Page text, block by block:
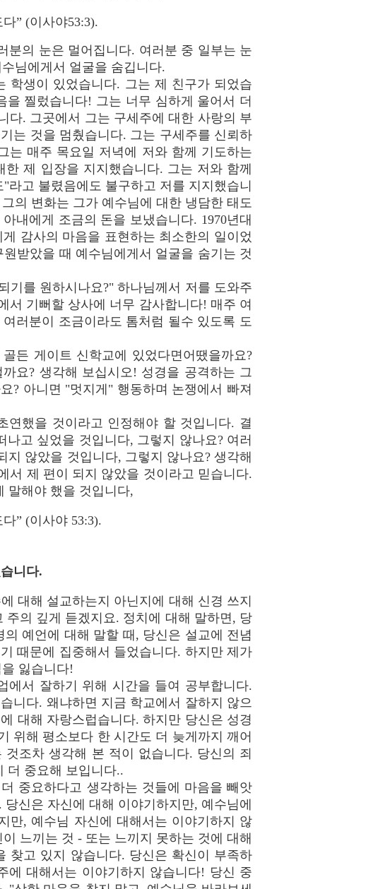
” (이사야53:3).
분의 눈은 멀어집니다. 여러분 중 일부는 눈
님에게서 얼굴을 숨깁니다.
학생이 있었습니다. 그는 제 친구가 되었습
찔렀습니다! 그는 너무 심하게 울어서 더
다. 그곳에서 그는 구세주에 대한 사랑의 부
는 것을 멈췄습니다. 그는 구세주를 신뢰하
는 매주 목요일 저녁에 저와 함께 기도하는
제 입장을 지지했습니다. 그는 저와 함께
고 불렸음에도 불구하고 저를 지지했습니
의 변화는 그가 예수님에 대한 냉담한 태도
내에게 조금의 돈을 보냈습니다. 1970년대
감사의 마음을 표현하는 최소한의 일이었
받았을 때 예수님에게서 얼굴을 숨기는 것
기를 원하시나요?" 하나님께서 저를 도와주
서 기뻐할 상사에 너무 감사합니다! 매주 여
러분이 조금이라도 톰처럼 될수 있도록 도
든 게이트 신학교에 있었다면어땠을까요?
요? 생각해 보십시오! 성경을 공격하는 그
? 아니면 "멋지게" 행동하며 논쟁에서 빠져
했을 것이라고 인정해야 할 것입니다. 결
고 싶었을 것입니다, 그렇지 않나요? 여러
않았을 것입니다, 그렇지 않나요? 생각해
서 제 편이 되지 않았을 것이라고 믿습니다.
말해야 했을 것입니다,
” (이사야 53:3).
니다.
대해 설교하는지 아닌지에 대해 신경 쓰지
의 깊게 듣겠지요. 정치에 대해 말하면, 당
예언에 대해 말할 때, 당신은 설교에 전념
때문에 집중해서 들었습니다. 하지만 제가
잃습니다!
에서 잘하기 위해 시간을 들여 공부합니다.
니다. 왜냐하면 지금 학교에서 잘하지 않으
대해 자랑스럽습니다. 하지만 당신은 성경
위해 평소보다 한 시간도 더 늦게까지 깨어
조차 생각해 본 적이 없습니다. 당신의 죄
더 중요해 보입니다..
중요하다고 생각하는 것들에 마음을 빼앗
신은 자신에 대해 이야기하지만, 예수님에
만, 예수님 자신에 대해서는 이야기하지 않
느끼는 것 - 또는 느끼지 못하는 것에 대해
찾고 있지 않습니다. 당신은 확신이 부족하
에 대해서는 이야기하지 않습니다! 당신 중